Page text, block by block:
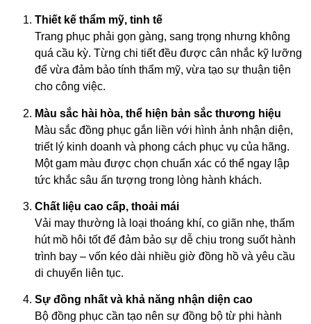
Thiết kế thẩm mỹ, tinh tế
Trang phục phải gọn gàng, sang trọng nhưng không
quá cầu kỳ. Từng chi tiết đều được cân nhắc kỹ lưỡng
để vừa đảm bảo tính thẩm mỹ, vừa tạo sự thuận tiện
cho công việc.
Màu sắc hài hòa, thể hiện bản sắc thương hiệu
Màu sắc đồng phục gắn liền với hình ảnh nhận diện,
triết lý kinh doanh và phong cách phục vụ của hãng.
Một gam màu được chọn chuẩn xác có thể ngay lập
tức khắc sâu ấn tượng trong lòng hành khách.
Chất liệu cao cấp, thoải mái
Vải may thường là loại thoáng khí, co giãn nhẹ, thấm
hút mồ hôi tốt để đảm bảo sự dễ chịu trong suốt hành
trình bay – vốn kéo dài nhiều giờ đồng hồ và yêu cầu
di chuyển liên tục.
Sự đồng nhất và khả năng nhận diện cao
Bộ đồng phục cần tạo nên sự đồng bộ từ phi hành